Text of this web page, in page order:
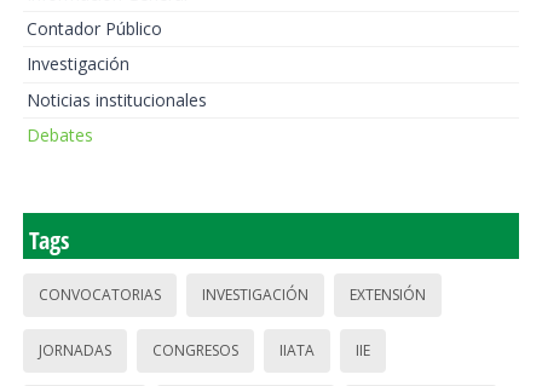
Contador Público
Investigación
Noticias institucionales
Debates
Tags
CONVOCATORIAS INVESTIGACIÓN EXTENSIÓN
JORNADAS CONGRESOS IIATA IIE